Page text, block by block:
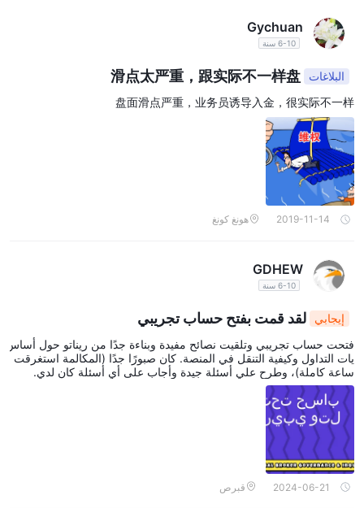
Gychuan
6-10 سنة
البلاغات
盘面滑点严重，业务员诱导入金，很实际不一样
2019-11-14 هونغ كونغ
GDHEW
6-10 سنة
إيجابي لقد قمت بفتح حساب تجريبي
فتحت حساب تجريبي وتلقيت نصائح مفيدة وبناءة جدًا من ريناتو حول أساس
يات التداول وكيفية التنقل في المنصة. كان صبورًا جدًا (المكالمة استغرقت
ساعة كاملة)، وطرح علي أسئلة جيدة وأجاب على أي أسئلة كان لدي.
2024-06-21 قبرص